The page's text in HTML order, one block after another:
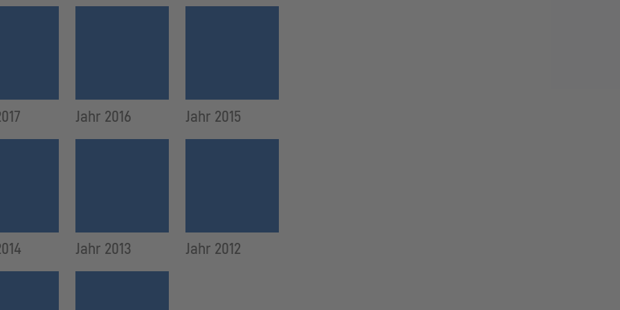
Jahr 2016 Jahr 2015
Jahr 2013 Jahr 2012